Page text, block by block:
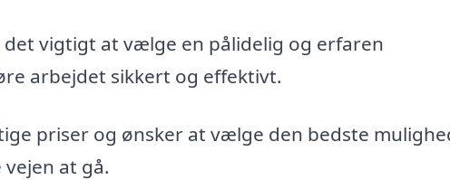
vigtigt at vælge en pålidelig og erfaren
arbejdet sikkert og effektivt.
priser og ønsker at vælge den bedste
at gå.